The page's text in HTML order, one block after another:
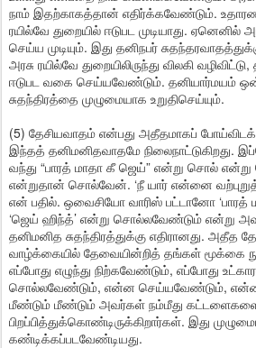
நாம் இதற்காகத்தான் எதிர்க்கவேண்டும்.
ரயில்வே துறையில் ஈடுபட முடியாது.
செய்ய முடியும். இது தனிநபர்
அரசு ரயில்வே துறையிலிருந்து விலகி
ஈடுபட வகை செய்யவேண்டும். தனியார்மயம்
சுதந்திரத்தை முழுமையாக உறுதிசெய்யும்.
(5) தேசியவாதம் என்பது அதீதமாகப்
இந்தத் தனிமனிதவாதமே நிலைநாட்டுகிறது.
வந்து “பாரத் மாதா கீ ஜெய்” என்று சொல்
என்றுதான் சொல்வேன். ‘நீ யார் என்னை
என் பதில். ஒவைசியோ வாரிஸ் பட்டானோ ‘பாரத்
‘ஜெய் ஹிந்த்’ என்று சொல்லவேண்டும் என்று
தனிமனித சுதந்திரத்துக்கு எதிரானது. அதீத
வாழ்க்கையில் தேவையின்றித் தங்கள் மூக்கை
எப்போது எழுந்து நிற்கவேண்டும், எப்போது
சொல்லவேண்டும், என்ன செய்யவேண்டும், என்ன
மீண்டும் மீண்டும் அவர்கள் நம்மீது
பிறப்பித்துக்கொண்டிருக்கிறார்கள். இது
கண்டிக்கப்படவேண்டியது.